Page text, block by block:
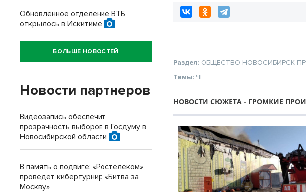
Раздел: ОБЩЕСТВО НОВОСИБИРСК
Темы: ЧП
НОВОСТИ СЮЖЕТА - ГРОМКИЕ
Обновлённое отделение ВТБ
открылось в Искитиме
БОЛЬШЕ НОВОСТЕЙ
Новости партнеров
Видеозапись обеспечит
прозрачность выборов в Госдуму в
Новосибирской области
В память о подвиге: «Ростелеком»
проведет кибертурнир «Битва за
Москву»